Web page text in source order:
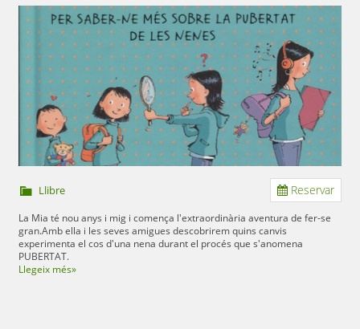
Reservar
Llibre
La Mia té nou anys i mig i comença l'extraordinària aventura de fer-se
gran.Amb ella i les seves amigues descobrirem quins canvis
experimenta el cos d'una nena durant el procés que s'anomena
PUBERTAT.
Llegeix més»